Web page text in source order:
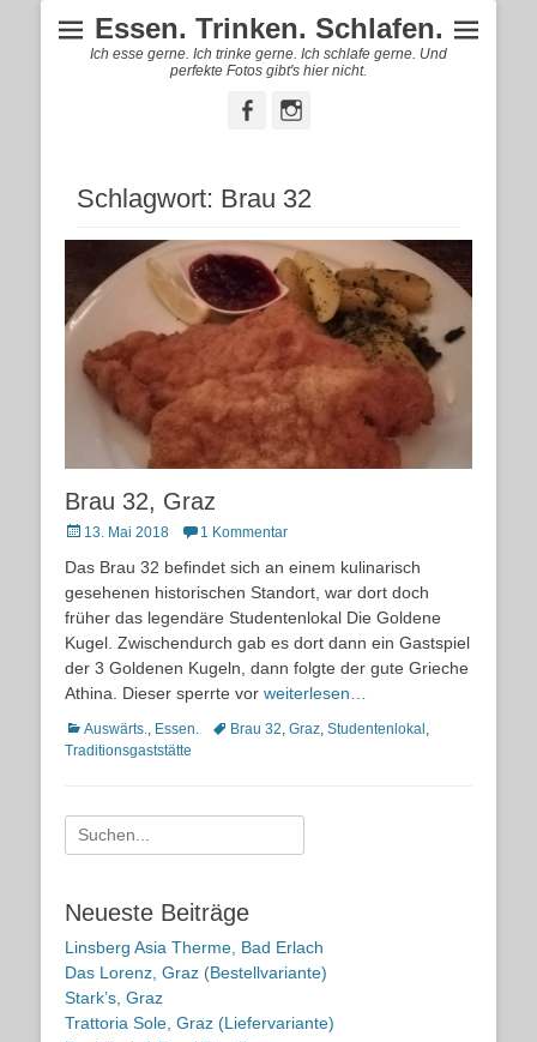
Essen. Trinken. Schlafen.
Ich esse gerne. Ich trinke gerne. Ich schlafe gerne. Und
perfekte Fotos gibt's hier nicht.
FacebookInstagram
Schlagwort: Brau 32
Brau 32, Graz
Posted13. Mai 2018 1 Kommentar
Das Brau 32 befindet sich an einem kulinarisch
gesehenen historischen Standort, war dort doch
früher das legendäre Studentenlokal Die Goldene
Kugel. Zwischendurch gab es dort dann ein Gastspiel
der 3 Goldenen Kugeln, dann folgte der gute Grieche
Athina. Dieser sperrte vor weiterlesen…
Kategorien
Auswärts., Essen. Schlagworte
Brau 32, Graz, Studentenlokal ,
Traditionsgaststätte
Suche
nach:
Neueste Beiträge
Linsberg Asia Therme, Bad Erlach
Das Lorenz, Graz (Bestellvariante)
Stark’s, Graz
Trattoria Sole, Graz (Liefervariante)